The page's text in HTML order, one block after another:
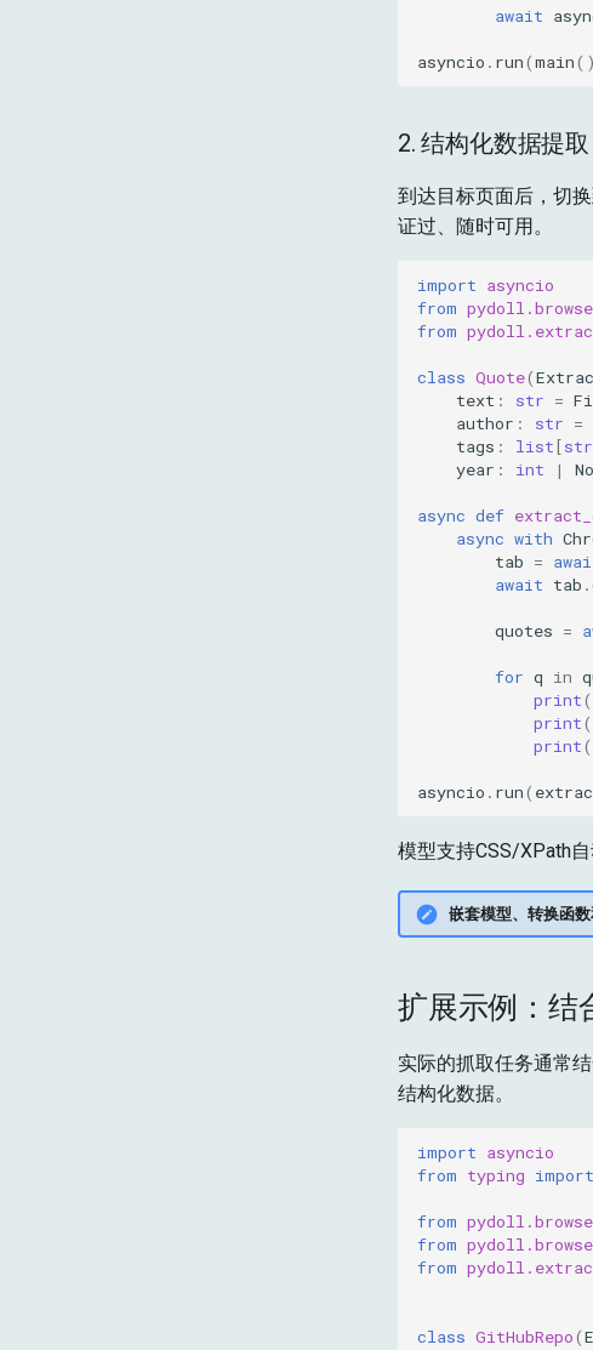
await
asyncio . run(main
2. 结构化数据提取
到达目标页面后，切
证过、随时可用。
import asyncio
from
from
class Quote(
text : str =
author : str =
tags : list[str
year : int |
async def
async with
tab =
await tab .
quotes =
for q in
print(
print(
print(
asyncio . run(
模型支持CSS/XPath
嵌套模型、转换函
扩展示例：结
实际的抓取任务通常
结构化数据。
import asyncio
from typing import
from
from
from
class GitHubRepo(